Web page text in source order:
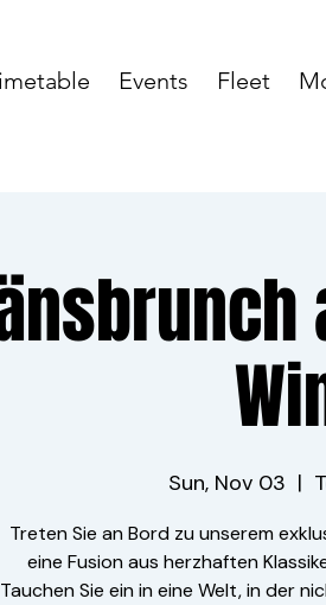
Events Fleet
Sun, Nov 03
  |
Treten Sie an Bord zu unserem
eine Fusion aus herzhaften
Tauchen Sie ein in eine Welt, in der